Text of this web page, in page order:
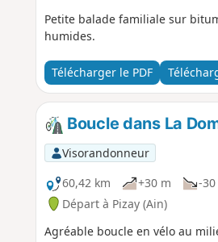
Petite balade familiale sur
humides.
Télécharger le PDF
Boucle dans La
Visorandonneur
60,42 km
+30 m -
Départ à Pizay (Ain)
Agréable boucle en vélo au